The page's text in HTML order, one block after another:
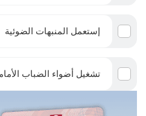
إستعمل المنبهات الضوئية
تشغيل أضواء الضباب